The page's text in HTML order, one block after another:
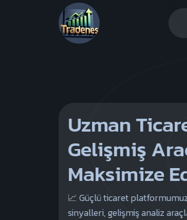
Uzman
Gelişmiş
Maksimize
📈 Güçlü ticaret
sinyalleri, gelişmiş analiz